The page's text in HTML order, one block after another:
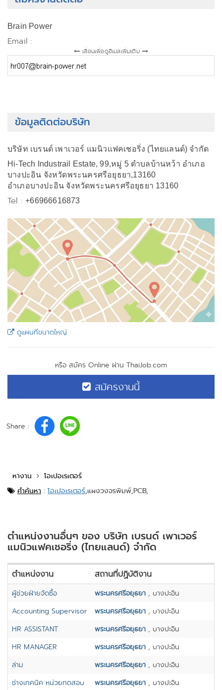
Brain Power
Email :
เลื่อนเพื่อดูอีเมลเพิ่มเติม
ข้อมูลติดต่อบริษัท
บริษัท เบรนด์ เพาเวอร์ แมนิวแฟคเชอริ่ง (ไทยแลนด์) จำกัด
Hi-Tech Industrail Estate, 99,หมู่ 5 ตำบลบ้านหว้า อำเภอ
บางปะอิน จังหวัดพระนครศรีอยุธยา,13160
อำเภอบางปะอิน จังหวัดพระนครศรีอยุธยา 13160
Tel :+66966616873
ดูแผนที่ขนาดใหญ่
หรือ สมัคร Online ผ่าน ThaiJob.com
สมัครงานนี้
Share :
หางาน
โอเปอเรเตอร์
คำค้นหา : โอเปอเรเตอร์,แผงวงจรพิมพ์,PCB,
ตำแหน่งงานอื่นๆ ของ บริษัท เบรนด์ เพาเวอร์
แมนิวแฟคเชอริ่ง (ไทยแลนด์) จำกัด
ตำแหน่งงาน สถานที่ปฏิบัติงาน
ผู้ช่วยฝ่ายจัดซื้อ พระนครศรีอยุธยา , บางปะอิน
Accounting Supervisor
พระนครศรีอยุธยา , บางปะอิน
HR ASSISTANT
พระนครศรีอยุธยา , บางปะอิน
HR MANAGER
พระนครศรีอยุธยา , บางปะอิน
ล่าม
พระนครศรีอยุธยา , บางปะอิน
ช่างเทคนิค หน่วยทดสอบ
พระนครศรีอยุธยา , บางปะอิน